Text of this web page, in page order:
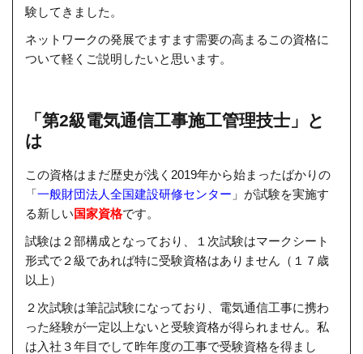
験してきました。
ネットワークの発展でますます需要の高まるこの資格に
ついて軽くご説明したいと思います。
「第2級電気通信工事施工管理技士」と
は
この資格はまだ歴史が浅く 2019年から始まったばかりの
「一般財団法人全国建設研修センター 」が試験を実施す
る新しい国家資格です。
試験は２部構成となっており、１次試験はマークシート
形式で２級であれば特に受験資格はありません（１７歳
以上）
２次試験は筆記試験になっており、電気通信工事に携わ
った経験が一定以上ないと受験資格が得られません。私
は入社３年目でして昨年度の工事で受験資格を得まし